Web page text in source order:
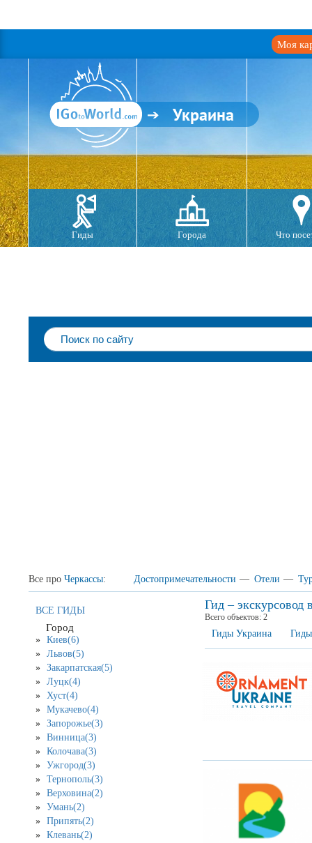
Моя
Украина
Гиды Города Что
Все про Черкассы: Достопримечательности — Отели —
ВСЕ ГИДЫ
Город
Киев(6)
Львов(5)
Закарпатская(5)
Луцк(4)
Хуст(4)
Мукачево(4)
Запорожье(3)
Винница(3)
Колочава(3)
Ужгород(3)
Тернополь(3)
Верховина(2)
Умань(2)
Припять(2)
Клевань(2)
Гид – экскурсовод
Всего объектов: 2
Гиды Украина Гиды